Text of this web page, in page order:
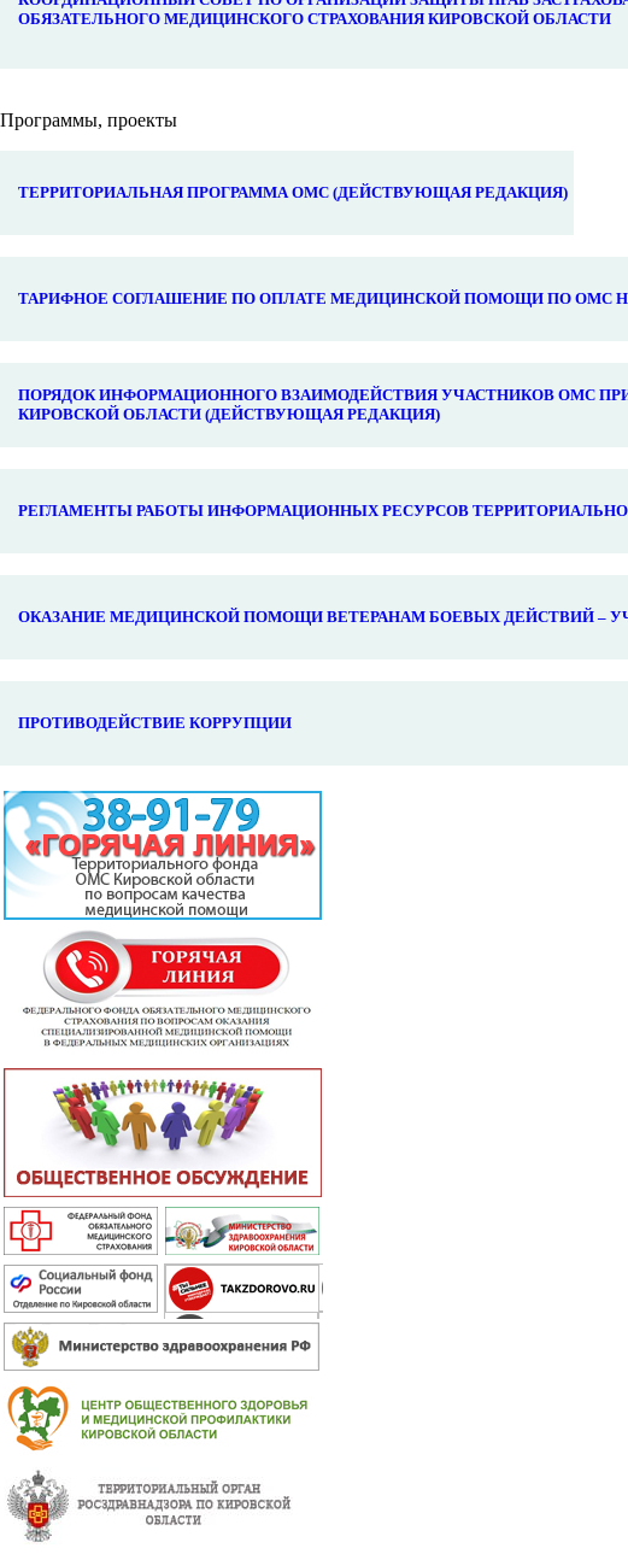
ОБЯЗАТЕЛЬНОГО МЕДИЦИНСКОГО СТРАХОВАНИЯ КИРОВСКОЙ ОБЛАСТИ
Программы, проекты
ТЕРРИТОРИАЛЬНАЯ ПРОГРАММА ОМС (ДЕЙСТВУЮЩАЯ РЕДАКЦИЯ)
ТАРИФНОЕ СОГЛАШЕНИЕ ПО ОПЛАТЕ МЕДИЦИНСКОЙ ПОМОЩИ ПО ОМС
ПОРЯДОК ИНФОРМАЦИОННОГО ВЗАИМОДЕЙСТВИЯ УЧАСТНИКОВ ОМС
КИРОВСКОЙ ОБЛАСТИ (ДЕЙСТВУЮЩАЯ РЕДАКЦИЯ)
РЕГЛАМЕНТЫ РАБОТЫ ИНФОРМАЦИОННЫХ РЕСУРСОВ
ОКАЗАНИЕ МЕДИЦИНСКОЙ ПОМОЩИ ВЕТЕРАНАМ БОЕВЫХ ДЕЙСТВИЙ –
ПРОТИВОДЕЙСТВИЕ КОРРУПЦИИ